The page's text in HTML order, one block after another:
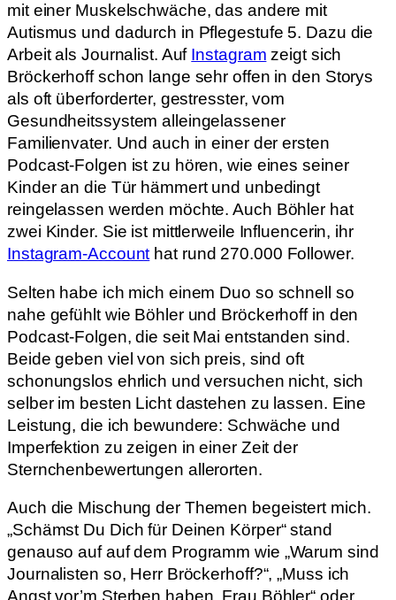
mit einer Muskelschwäche, das andere mit
Autismus und dadurch in Pflegestufe 5. Dazu die
Arbeit als Journalist. Auf Instagram zeigt sich
Bröckerhoff schon lange sehr offen in den Storys
als oft überforderter, gestresster, vom
Gesundheitssystem alleingelassener
Familienvater. Und auch in einer der ersten
Podcast-Folgen ist zu hören, wie eines seiner
Kinder an die Tür hämmert und unbedingt
reingelassen werden möchte. Auch Böhler hat
zwei Kinder. Sie ist mittlerweile Influencerin, ihr
Instagram-Account hat rund 270.000 Follower.
Selten habe ich mich einem Duo so schnell so
nahe gefühlt wie Böhler und Bröckerhoff in den
Podcast-Folgen, die seit Mai entstanden sind.
Beide geben viel von sich preis, sind oft
schonungslos ehrlich und versuchen nicht, sich
selber im besten Licht dastehen zu lassen. Eine
Leistung, die ich bewundere: Schwäche und
Imperfektion zu zeigen in einer Zeit der
Sternchenbewertungen allerorten.
Auch die Mischung der Themen begeistert mich.
„Schämst Du Dich für Deinen Körper“ stand
genauso auf auf dem Programm wie „Warum sind
Journalisten so, Herr Bröckerhoff?“, „Muss ich
Angst vor’m Sterben haben, Frau Böhler“ oder